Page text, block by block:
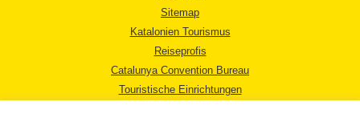
Sitemap
Katalonien Tourismus
Reiseprofis
Catalunya Convention Bureau
Touristische Einrichtungen